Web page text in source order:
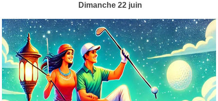
Dimanche 22 juin